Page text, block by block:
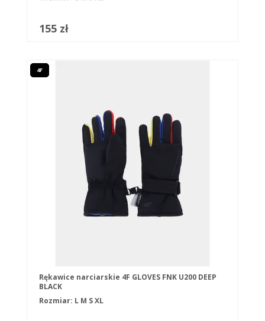
155 zł
4F
Rękawice narciarskie 4F GLOVES FNK U200 DEEP
BLACK
Rozmiar: L M SXL